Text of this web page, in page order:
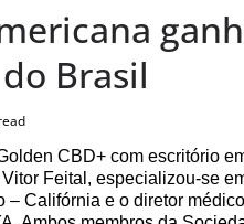
Brasil
CBD+ com escritório
Feital, especializou-se
– Califórnia e o diretor